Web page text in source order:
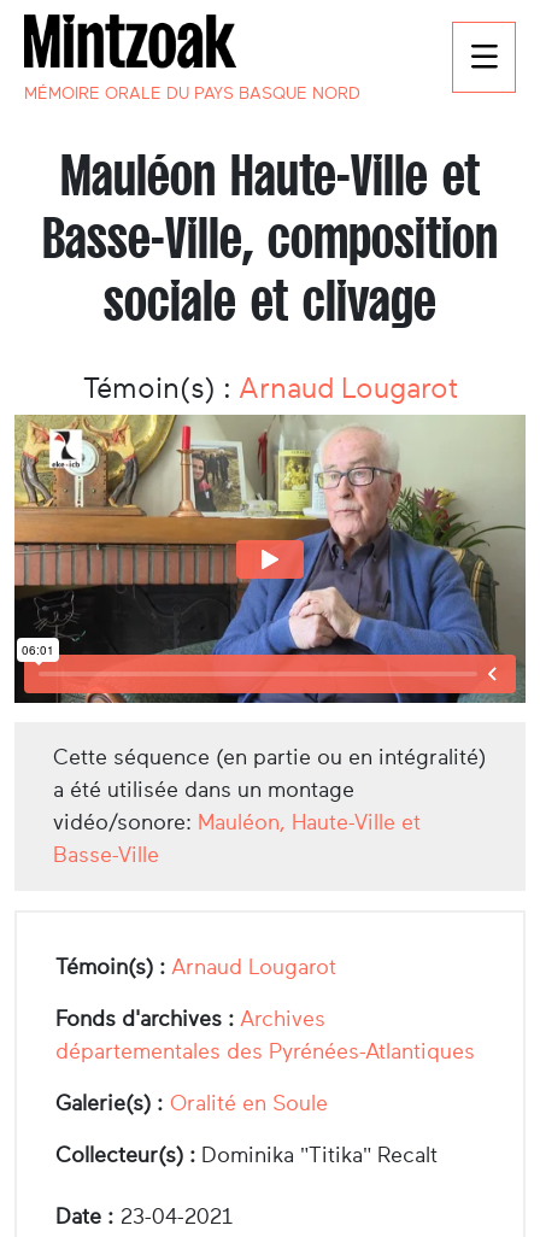
MÉMOIRE ORALE DU PAYS BASQUE NORD
Mauléon Haute-Ville et
Basse-Ville, composition
sociale et clivage
Témoin(s) : Arnaud Lougarot
Cette séquence (en partie ou en intégralité)
a été utilisée dans un montage
vidéo/sonore: Mauléon, Haute-Ville et
Basse-Ville
Témoin(s) : Arnaud Lougarot
Fonds d'archives : Archives
départementales des Pyrénées-Atlantiques
Galerie(s) : Oralité en Soule
Collecteur(s) : Dominika "Titika" Recalt
Date : 23-04-2021